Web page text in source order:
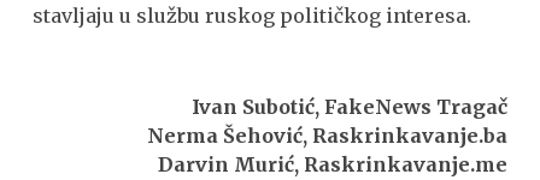
stavljaju u službu ruskog političkog interesa.
Ivan Subotić, FakeNews Tragač
Nerma Šehović, Raskrinkavanje.ba
Darvin Murić, Raskrinkavanje.me